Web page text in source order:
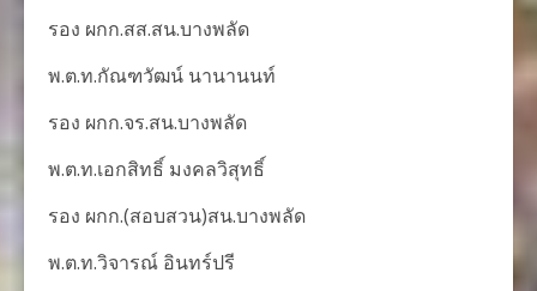
รอง ผกก.สส.สน.บางพลัด
พ.ต.ท.กัณฑวัฒน์ นานานนท์
รอง ผกก.จร.สน.บางพลัด
พ.ต.ท.เอกสิทธิ์ มงคลวิสุทธิ์
รอง ผกก.(สอบสวน)สน.บางพลัด
พ.ต.ท.วิจารณ์ อินทร์ปรี